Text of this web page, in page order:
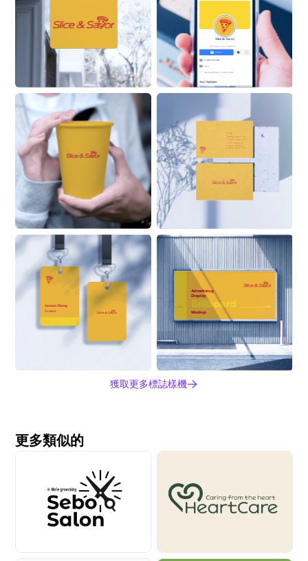
Stroy Highlights
Slice & Savor
New playground. Same kid.
2.3M Followers
Actor
See Slice & Savor ’s About Info
Follow
555 6999
ZhangSan@Alaskanoil.com
Alaska Oil and Energy Corp.
Lane 88, Happiness &
Prosperity Community,
Prosperous Business Street
Sansan Zhang
Position
Advertising
Display
Billboard
Mockup
獲取更多標誌樣機
更多類似的